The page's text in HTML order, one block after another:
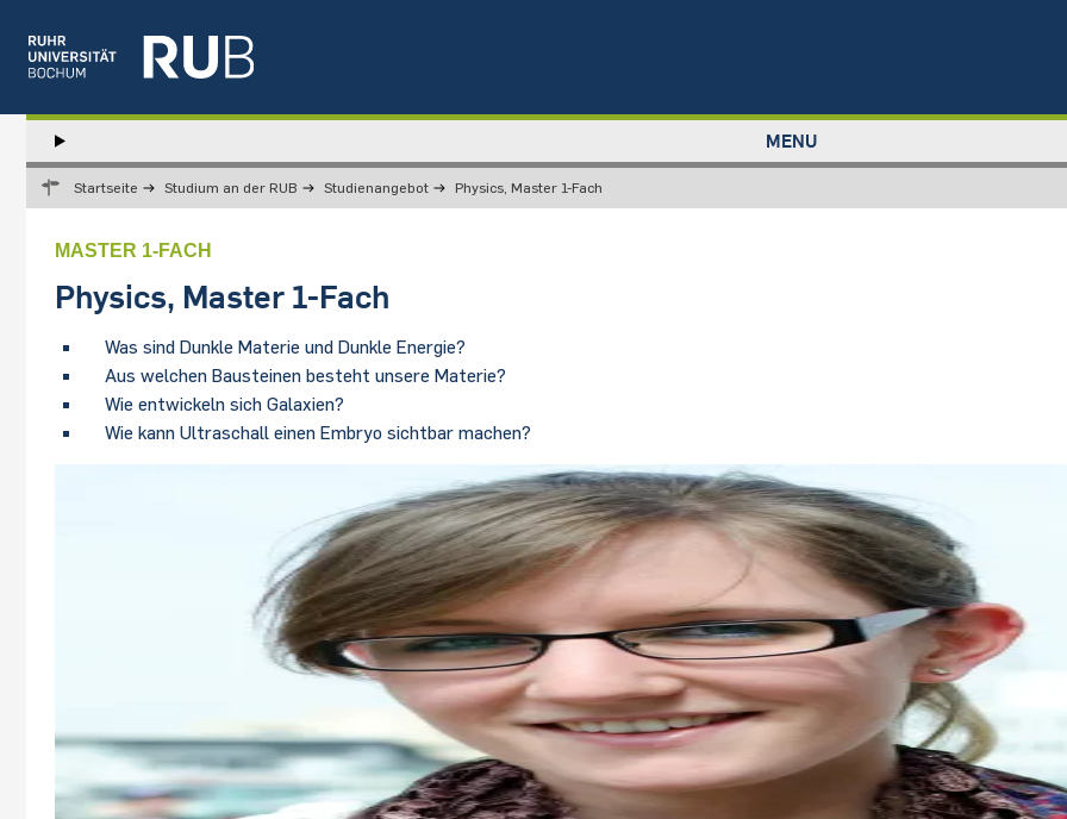
STUDIUM
FORSCHUNG
ÜBER UNS
EINRICHTUNGEN
Left
study
menu
MENU
Startseite Studium an der RUB Studienangebot Physics, Master 1-Fach
MASTER 1-FACH
Physics, Master 1-Fach
Was sind Dunkle Materie und Dunkle Energie?
Aus welchen Bausteinen besteht unsere Materie?
Wie entwickeln sich Galaxien?
Wie kann Ultraschall einen Embryo sichtbar machen?